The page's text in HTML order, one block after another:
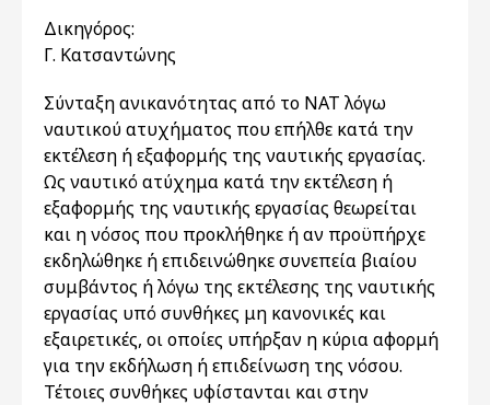
Δικηγόρος:
Γ. Κατσαντώνης
Σύνταξη ανικανότητας από το ΝΑΤ λόγω
ναυτικού ατυχήματος που επήλθε κατά την
εκτέλεση ή εξαφορμής της ναυτικής εργασίας.
Ως ναυτικό ατύχημα κατά την εκτέλεση ή
εξαφορμής της ναυτικής εργασίας θεωρείται
και η νόσος που προκλήθηκε ή αν προϋπήρχε
εκδηλώθηκε ή επιδεινώθηκε συνεπεία βιαίου
συμβάντος ή λόγω της εκτέλεσης της ναυτικής
εργασίας υπό συνθήκες μη κανονικές και
εξαιρετικές, οι οποίες υπήρξαν η κύρια αφορμή
για την εκδήλωση ή επιδείνωση της νόσου.
Τέτοιες συνθήκες υφίστανται και στην